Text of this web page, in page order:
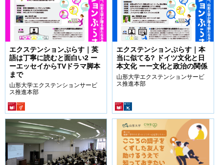
エクステンションぷらす｜英
語は丁寧に読むと面白い2 ー
ーエッセイからTVドラマ脚本
まで
山形大学エクステンションサービ
ス推進本部
エクステンションぷらす｜本
当に似てる? ドイツ文化と日
本文化 ーー文化と政治の関係
山形大学エクステンションサービ
ス推進本部